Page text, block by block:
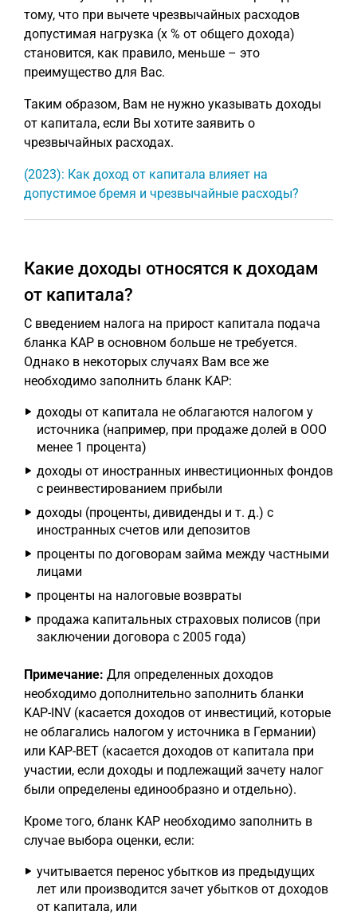
тому, что при вычете чрезвычайных расходов
допустимая нагрузка (x % от общего дохода)
становится, как правило, меньше – это
преимущество для Вас.
Таким образом, Вам не нужно указывать доходы
от капитала, если Вы хотите заявить о
чрезвычайных расходах.
(2023): Как доход от капитала влияет на
допустимое бремя и чрезвычайные расходы?
Какие доходы относятся к доходам
от капитала?
С введением налога на прирост капитала подача
бланка KAP в основном больше не требуется.
Однако в некоторых случаях Вам все же
необходимо заполнить бланк KAP:
доходы от капитала не облагаются налогом у
источника (например, при продаже долей в ООО
менее 1 процента)
доходы от иностранных инвестиционных фондов
с реинвестированием прибыли
доходы (проценты, дивиденды и т. д.) с
иностранных счетов или депозитов
проценты по договорам займа между частными
лицами
проценты на налоговые возвраты
продажа капитальных страховых полисов (при
заключении договора с 2005 года)
Примечание: Для определенных доходов
необходимо дополнительно заполнить бланки
KAP-INV (касается доходов от инвестиций, которые
не облагались налогом у источника в Германии)
или KAP-BET (касается доходов от капитала при
участии, если доходы и подлежащий зачету налог
были определены единообразно и отдельно).
Кроме того, бланк KAP необходимо заполнить в
случае выбора оценки, если:
учитывается перенос убытков из предыдущих
лет или производится зачет убытков от доходов
от капитала, или